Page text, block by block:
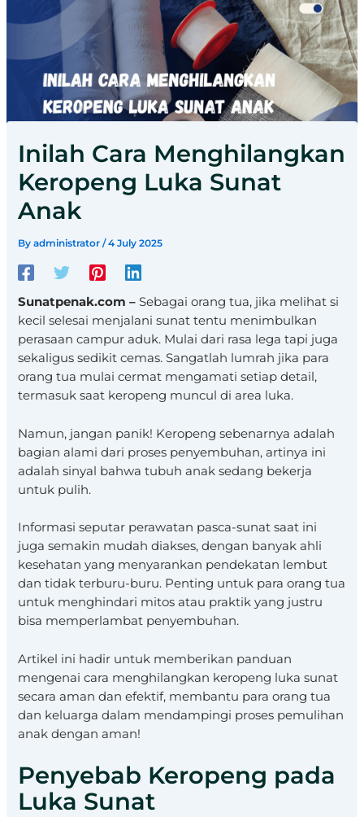
Inilah Cara Menghilangkan
Keropeng Luka Sunat
Anak
Byadministrator/4 July 2025
Sunatpenak.com – Sebagai orang tua, jika melihat si
kecil selesai menjalani sunat tentu menimbulkan
perasaan campur aduk. Mulai dari rasa lega tapi juga
sekaligus sedikit cemas. Sangatlah lumrah jika para
orang tua mulai cermat mengamati setiap detail,
termasuk saat keropeng muncul di area luka.
Namun, jangan panik! Keropeng sebenarnya adalah
bagian alami dari proses penyembuhan, artinya ini
adalah sinyal bahwa tubuh anak sedang bekerja
untuk pulih.
Informasi seputar perawatan pasca-sunat saat ini
juga semakin mudah diakses, dengan banyak ahli
kesehatan yang menyarankan pendekatan lembut
dan tidak terburu-buru. Penting untuk para orang tua
untuk menghindari mitos atau praktik yang justru
bisa memperlambat penyembuhan.
Artikel ini hadir untuk memberikan panduan
mengenai cara menghilangkan keropeng luka sunat
secara aman dan efektif, membantu para orang tua
dan keluarga dalam mendampingi proses pemulihan
anak dengan aman!
Penyebab Keropeng pada
Luka Sunat